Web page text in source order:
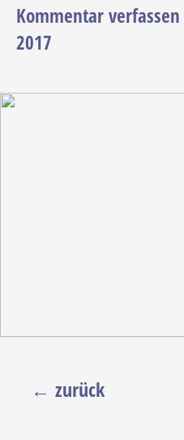
Kommentar verfassen
2017
Beitragsnavigation
← zurück